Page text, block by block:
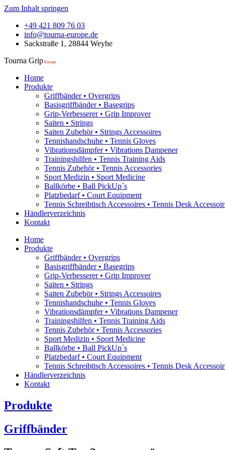
Zum Inhalt springen
+49 421 809 76 03
info@tourna-europe.de
Sackstraße 1, 28844 Weyhe
Tourna Grip Europe
Home
Produkte
Griffbänder • Overgrips
Basisgriffbänder • Basegrips
Grip-Verbesserer • Grip Improver
Saiten • Strings
Saiten Zubehör • Strings Accessoires
Tennishandschuhe • Tennis Gloves
Vibrationsdämpfer • Vibrations Dampener
Trainingshilfen • Tennis Training Aids
Tennis Zubehör • Tennis Accessories
Sport Medizin • Sport Medicine
Ballkörbe • Ball PickUp´s
Platzbedarf • Court Equipment
Tennis Schreibtisch Accessoires • Tennis Desk
Händlerverzeichnis
Kontakt
Home
Produkte
Griffbänder • Overgrips
Basisgriffbänder • Basegrips
Grip-Verbesserer • Grip Improver
Saiten • Strings
Saiten Zubehör • Strings Accessoires
Tennishandschuhe • Tennis Gloves
Vibrationsdämpfer • Vibrations Dampener
Trainingshilfen • Tennis Training Aids
Tennis Zubehör • Tennis Accessories
Sport Medizin • Sport Medicine
Ballkörbe • Ball PickUp´s
Platzbedarf • Court Equipment
Tennis Schreibtisch Accessoires • Tennis Desk
Händlerverzeichnis
Kontakt
Produkte
Griffbänder